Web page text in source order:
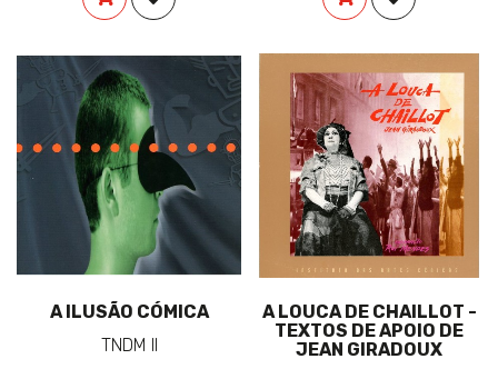
A ILUSÃO CÓMICA
TNDM II
A LOUCA DE CHAILLOT -
TEXTOS DE APOIO DE
JEAN GIRADOUX